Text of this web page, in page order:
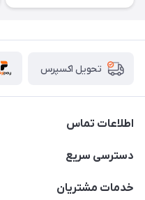
تحویل اکسپرس
اطلاعات تماس
09120986090
دسترسی سریع
حساب کاربری
خدمات مشتریان